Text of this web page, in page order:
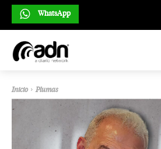
WhatsApp
Inicio Plumas